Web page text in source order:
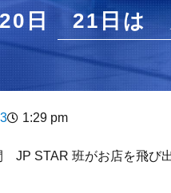
20日 21日は
1:29 pm
JP STAR 班がお店を飛び